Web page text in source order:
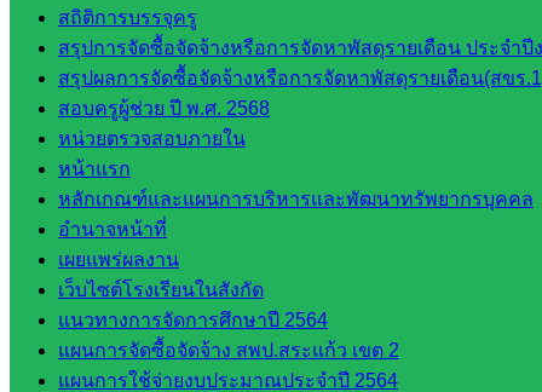
สถิติการบรรจุครู
สรุปการจัดซื้อจัดจ้างหรือการจัดหาพัสดุรายเดือน ประจำ
สรุปผลการจัดซื้อจัดจ้างหรือการจัดหาพัสดุรายเดือน(สขร
สอบครูผู้ช่วย ปี พ.ศ. 2568
หน่วยตรวจสอบภายใน
หน้าแรก
หลักเกณฑ์และแผนการบริหารและพัฒนาทรัพยากรบุคคล
อำนาจหน้าที่
เผยแพร่ผลงาน
เว็บไซต์โรงเรียนในสังกัด
แนวทางการจัดการศึกษาปี 2564
แผนการจัดซื้อจัดจ้าง สพป.สระแก้ว เขต 2
แผนการใช้จ่ายงบประมาณประจำปี 2564
เว็บไซต์
คณะ
กรรมการ
ก.ต.ป.น.
เว็บไซต์
อ.ค.ก.ศ.เขต
พื้นที่การ
ศึกษา
ดาวน์โหลด
เอกสาร